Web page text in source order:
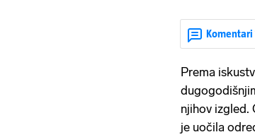
Komentari
Prema
njihov izgled.
je uočila